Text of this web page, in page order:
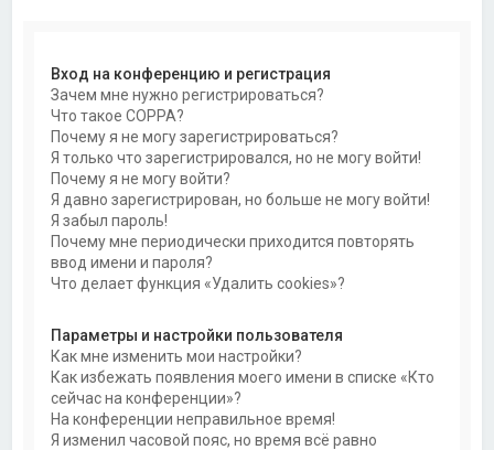
Вход на конференцию и регистрация
Зачем мне нужно регистрироваться?
Что такое COPPA?
Почему я не могу зарегистрироваться?
Я только что зарегистрировался, но не могу войти!
Почему я не могу войти?
Я давно зарегистрирован, но больше не могу войти!
Я забыл пароль!
Почему мне периодически приходится повторять
ввод имени и пароля?
Что делает функция «Удалить cookies»?
Параметры и настройки пользователя
Как мне изменить мои настройки?
Как избежать появления моего имени в списке «Кто
сейчас на конференции»?
На конференции неправильное время!
Я изменил часовой пояс, но время всё равно